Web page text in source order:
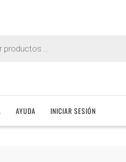
AYUDA INICIAR SESIÓN